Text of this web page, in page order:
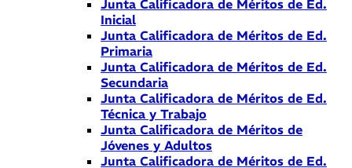
Junta Calificadora de Méritos de Ed.
Inicial
Junta Calificadora de Méritos de Ed.
Primaria
Junta Calificadora de Méritos de Ed.
Secundaria
Junta Calificadora de Méritos de Ed.
Técnica y Trabajo
Junta Calificadora de Méritos de
Jóvenes y Adultos
Junta Calificadora de Méritos de Ed.